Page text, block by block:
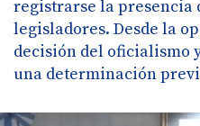
registrarse la presencia
legisladores. Desde la
decisión del oficialismo
una determinación